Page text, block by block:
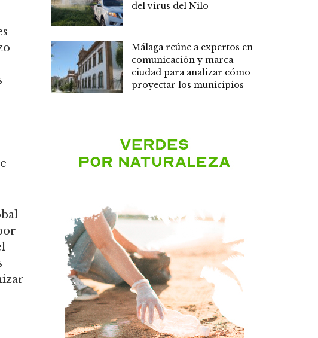
del virus del Nilo
Málaga reúne a expertos en
comunicación y marca
ciudad para analizar cómo
proyectar los municipios